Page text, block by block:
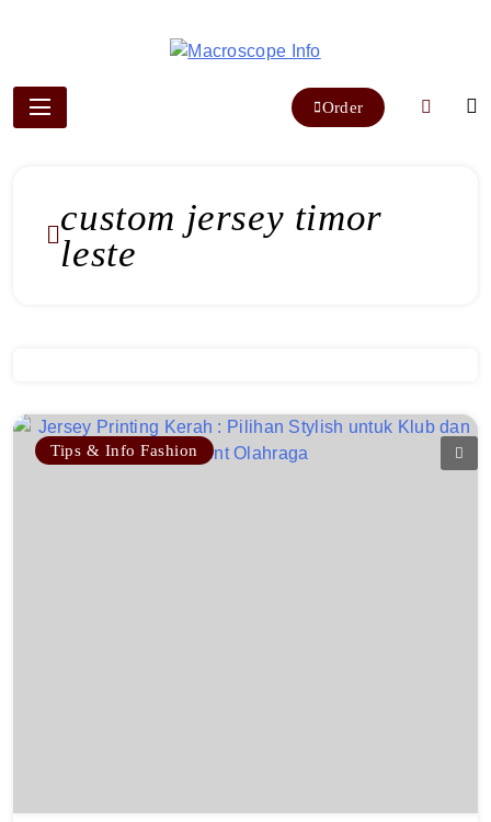
Macroscope Info
Order
custom jersey timor
leste
Tips & Info Fashion